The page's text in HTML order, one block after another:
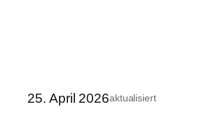
25. April 2026aktualisiert